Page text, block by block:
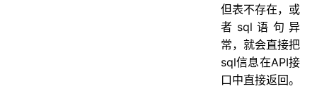
但表不存在，或
者sql语句异
常，就会直接把
sql信息在API接
口中直接返回。